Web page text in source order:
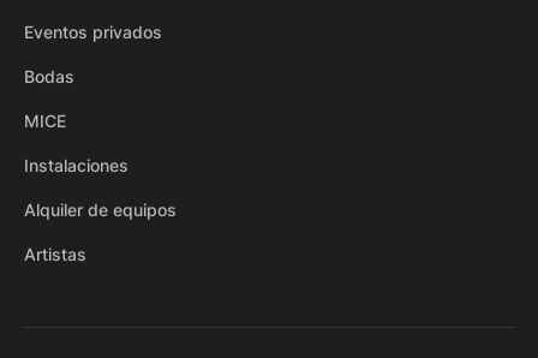
Eventos privados
Bodas
MICE
Instalaciones
Alquiler de equipos
Artistas